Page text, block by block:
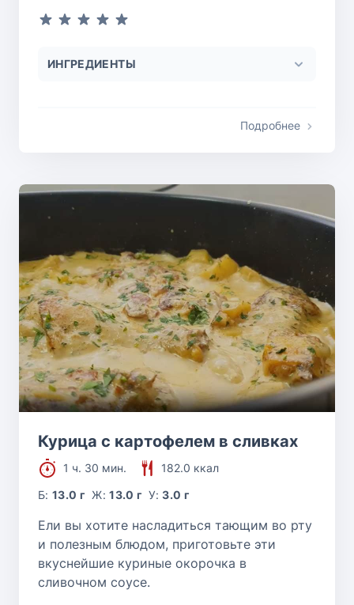
ИНГРЕДИЕНТЫ
Подробнее
Курица с картофелем в сливках
1 ч. 30 мин.
182.0 ккал
Б:13.0 г Ж:13.0 г У:3.0 г
Ели вы хотите насладиться тающим во рту
и полезным блюдом, приготовьте эти
вкуснейшие куриные окорочка в
сливочном соусе.